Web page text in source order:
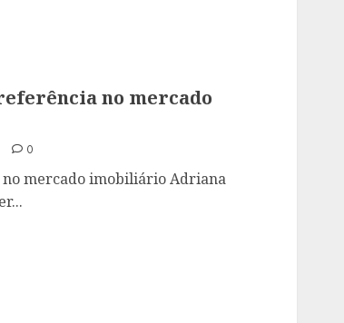
no mercado
0
mercado imobiliário Adriana